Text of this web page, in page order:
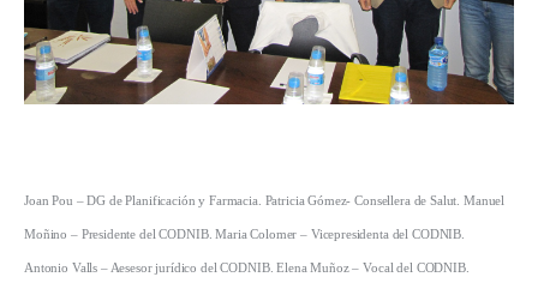
Joan Pou – DG de Planificación y Farmacia. Patricia Gómez- Consellera de Salut. Manuel
Moñino – Presidente del CODNIB. Maria Colomer – Vicepresidenta del CODNIB.
Antonio Valls – Aesesor jurídico del CODNIB. Elena Muñoz – Vocal del CODNIB.